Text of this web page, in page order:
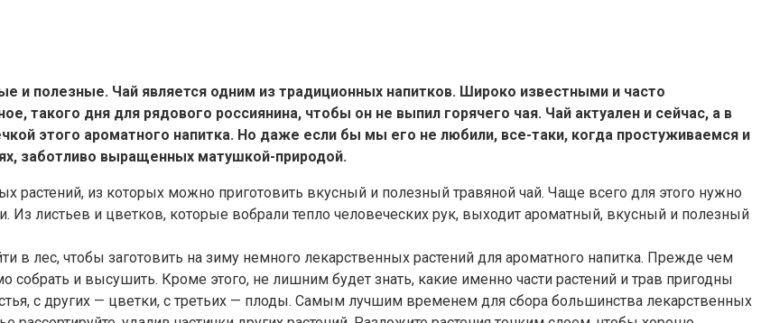
и полезные. Чай является одним из традиционных напитков. Широко известными и часто
такого дня для рядового россиянина, чтобы он не выпил горячего чая. Чай актуален и сейчас, а в
этого ароматного напитка. Но даже если бы мы его не любили, все-таки, когда простуживаемся и
заботливо выращенных матушкой-природой.
растений, из которых можно приготовить вкусный и полезный травяной чай. Чаще всего для этого нужно
Из листьев и цветков, которые вобрали тепло человеческих рук, выходит ароматный, вкусный и полезный
в лес, чтобы заготовить на зиму немного лекарственных растений для ароматного напитка. Прежде чем
собрать и высушить. Кроме этого, не лишним будет знать, какие именно части растений и трав пригодны
с других — цветки, с третьих — плоды. Самым лучшим временем для сбора большинства лекарственных